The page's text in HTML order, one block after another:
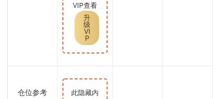
VIP查看
升
级
VI
P
仓位参考
此隐藏内